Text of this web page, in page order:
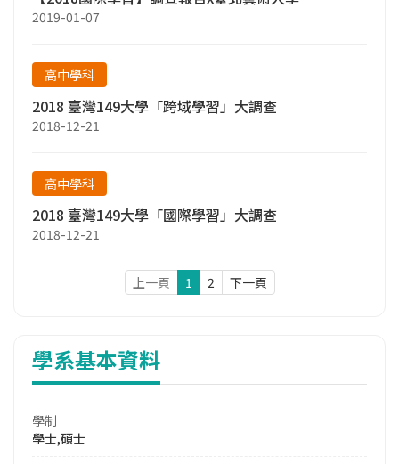
2019-01-07
高中學科
2018 臺灣149大學「跨域學習」大調查
2018-12-21
高中學科
2018 臺灣149大學「國際學習」大調查
2018-12-21
上一頁 1 2 下一頁
學系基本資料
學制
學士,碩士